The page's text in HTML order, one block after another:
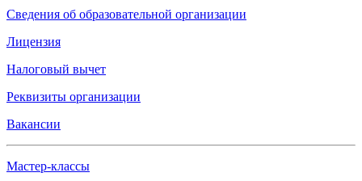
Сведения об образовательной организации
Лицензия
Налоговый вычет
Реквизиты организации
Вакансии
Мастер-классы